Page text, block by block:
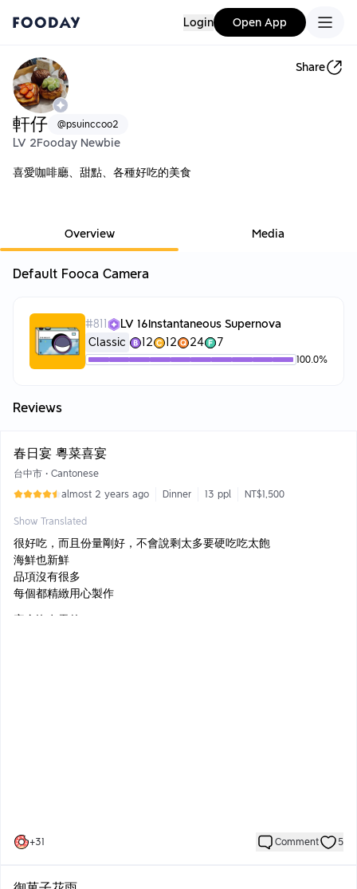
Login Open App
Share
軒仔 @psuinccoo2
LV 2Fooday Newbie
喜愛咖啡廳、甜點、各種好吃的美食
Overview Media
Default Fooca Camera
#811 LV 16Instantaneous Supernova
Classic
12 12 24 7
100.0%
Reviews
春日宴 粵菜喜宴
台中市 • Cantonese
almost 2 years ago
Dinner 13 ppl NT$1,500
Show Translated
很好吃，而且份量剛好，不會說剩太多要硬吃吃太飽
海鮮也新鮮
品項沒有很多
每個都精緻用心製作
完全沒有雷的
山藥炒蘆筍：好吃，算是山珍海味中的清爽代表，鹹度適中
+31 Comment 5